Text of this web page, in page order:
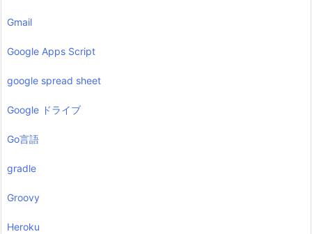
Gmail
Google Apps Script
google spread sheet
Google ドライブ
Go言語
gradle
Groovy
Heroku